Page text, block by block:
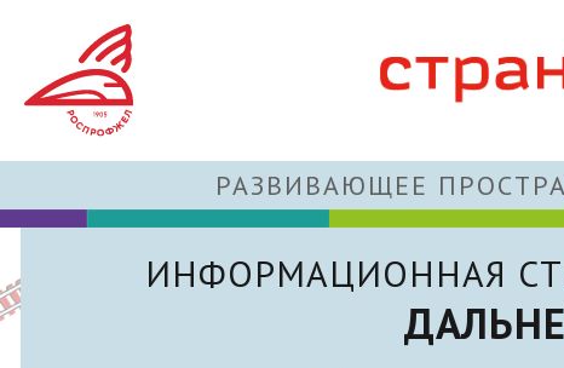
РАЗВИВАЮЩЕЕ
ИНФОРМАЦИОННАЯ